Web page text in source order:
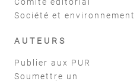
Société et environnement
AUTEURS
Publier aux PUR
Soumettre un